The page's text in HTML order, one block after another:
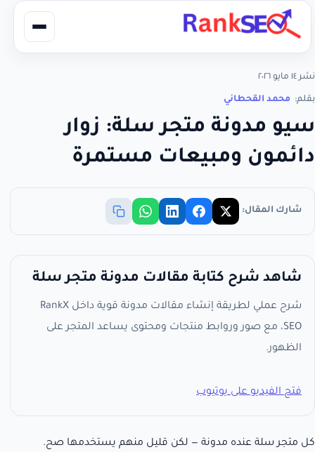
نشر ١٤ مايو ٢٠٢٦
بقلم: محمد القحطاني
سيو مدونة متجر سلة: زوار
دائمون ومبيعات مستمرة
شارك المقال:
شاهد شرح كتابة مقالات مدونة متجر سلة
شرح عملي لطريقة إنشاء مقالات مدونة قوية داخل RankX
SEO، مع صور وروابط منتجات ومحتوى يساعد المتجر على
الظهور.
فتح الفيديو على يوتيوب
كل متجر سلة عنده مدونة — لكن قليل منهم يستخدمها صح.